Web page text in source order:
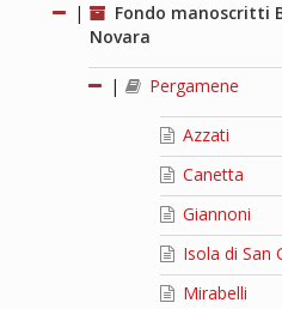
|
Fondo manoscritti
Novara
| Pergamene
Azzati
Canetta
Giannoni
Isola di San
Mirabelli